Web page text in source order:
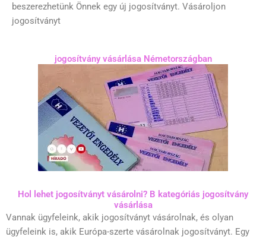
beszerezhetünk Önnek egy új jogosítványt. Vásároljon
jogosítványt
jogosítvány vásárlása Németországban
Hol lehet jogosítványt vásárolni? B kategóriás jogosítvány
vásárlása
Vannak ügyfeleink, akik jogosítványt vásárolnak, és olyan
ügyfeleink is, akik Európa-szerte vásárolnak jogosítványt. Egy